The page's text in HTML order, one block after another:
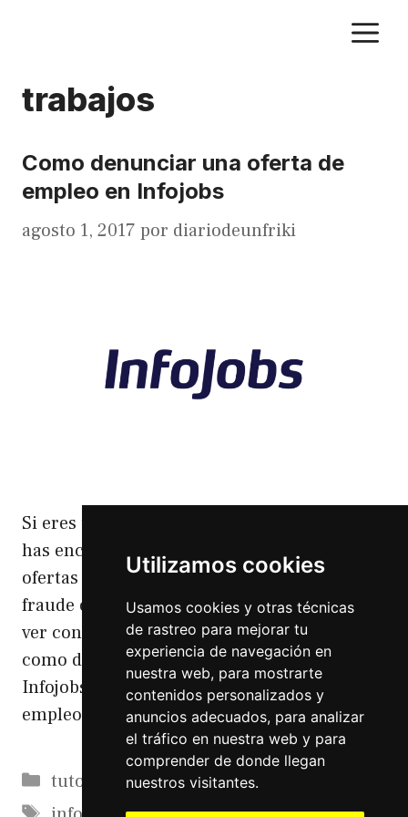
Utilizamos cookies
Usamos cookies y otras técnicas
de rastreo para mejorar tu
experiencia de navegación en
nuestra web, para mostrarte
contenidos personalizados y
anuncios adecuados, para analizar
el tráfico en nuestra web y para
comprender de donde llegan
nuestros visitantes.
trabajos
Como denunciar una oferta de
empleo en Infojobs
agosto 1, 2017 por diariodeunfriki
Si eres usuario de Infojobs seguramente te
has encontrado (y apuntado) a muchas
ofertas de empleo que sabes que son un
fraude o directamente no tienen nada que
ver con la realidad. Hoy os voy a contar
como denunciar una oferta de empleo en
Infojobs. Como denunciar una oferta de
empleo en Infojobs Tengo …Leer más
Categorías
tutoriales
Etiquetas